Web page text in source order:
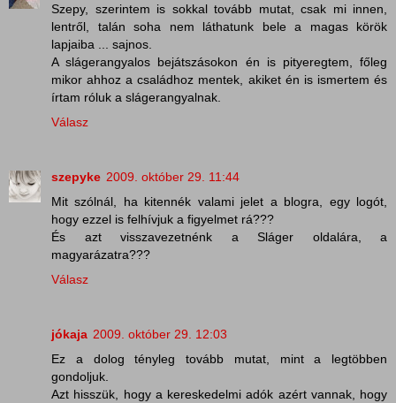
Szepy, szerintem is sokkal tovább mutat, csak mi innen,
lentről, talán soha nem láthatunk bele a magas körök
lapjaiba ... sajnos.
A slágerangyalos bejátszásokon én is pityeregtem, főleg
mikor ahhoz a családhoz mentek, akiket én is ismertem és
írtam róluk a slágerangyalnak.
Válasz
szepyke 2009. október 29. 11:44
Mit szólnál, ha kitennék valami jelet a blogra, egy logót,
hogy ezzel is felhívjuk a figyelmet rá???
És azt visszavezetnénk a Sláger oldalára, a
magyarázatra???
Válasz
jókaja 2009. október 29. 12:03
Ez a dolog tényleg tovább mutat, mint a legtöbben
gondoljuk.
Azt hisszük, hogy a kereskedelmi adók azért vannak, hogy